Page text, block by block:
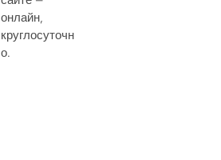
онлайн,
круглосуточн
о.